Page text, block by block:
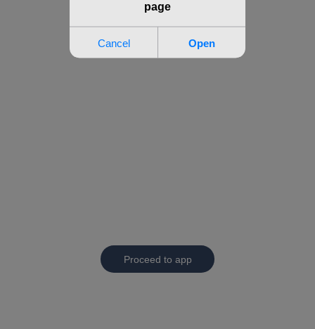
Proceed to app